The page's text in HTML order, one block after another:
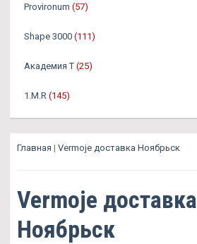
Provironum (57)
Shape 3000 (111)
Академия Т (25)
1.M.R (145)
Главная | Vermoje доставка Ноябрьск
Vermoje доставка
Ноябрьск